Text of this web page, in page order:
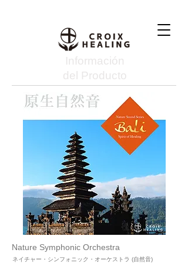
Información
del Producto
Nature Symphonic Orchestra
ネイチャー・シンフォニック・オーケストラ (自然音)